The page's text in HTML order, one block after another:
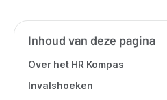
Inhoud van deze pagina
Over het HR Kompas
Invalshoeken